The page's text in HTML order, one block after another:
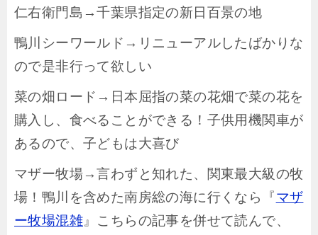
仁右衛門島→千葉県指定の新日百景の地
鴨川シーワールド→リニューアルしたばかりな
ので是非行って欲しい
菜の畑ロード→日本屈指の菜の花畑で菜の花を
購入し、食べることができる！子供用機関車が
あるので、子どもは大喜び
マザー牧場→言わずと知れた、関東最大級の牧
場！鴨川を含めた南房総の海に行くなら『マザ
ー牧場混雑 』こちらの記事を併せて読んで、